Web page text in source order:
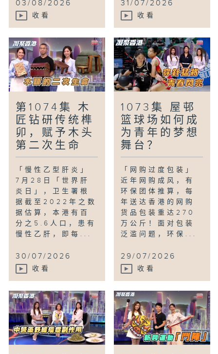
03/08/2026
收看
31/07/2026
收看
第1074集 木
匠钻研传统榫
卯，赋予木头
第二次生命
「慢性乙型肝炎」
7月28日「世界肝
炎日」，卫生署根
据截至2022年之数
据估算，本港有百
分之5.6人口，患有
慢性乙肝，即每...
30/07/2026
收看
1073集 屋邨
篮球场如何成
为青年的梦想
舞台？
「网购过度包装」
近年网购成风，有
环保团体推算，每
年送达香港的网购
货品包装重达270
万公斤！面对包装
泛滥问题，环保...
29/07/2026
收看